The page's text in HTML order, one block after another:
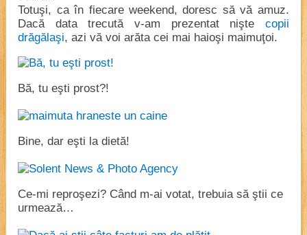
Totuşi, ca în fiecare weekend, doresc să vă amuz.
Dacă data trecută v-am prezentat nişte copii
drăgălaşi, azi vă voi arăta cei mai haioşi maimuţoi.
Bă, tu eşti prost?!
Bine, dar eşti la dietă!
Ce-mi reproşezi? Când m-ai votat, trebuia să ştii ce
urmează…